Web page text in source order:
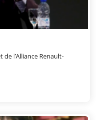
l’Alliance Renault-